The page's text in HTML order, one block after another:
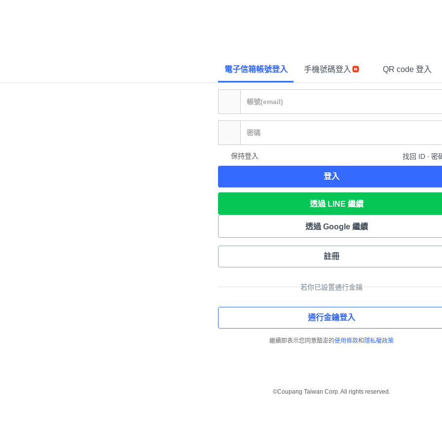
電子信箱帳號登入 手機號碼登入 QR code 登入
保持登入 找回 ID ∙ 密
登入
透過 LINE 繼續
透過 Google 繼續
註冊
若你已設置通行金鑰
通行金鑰登入
繼續即表示您同意酷澎的使用條款和 隱私權政策
©Coupang Taiwan Corp. All rights reserved.